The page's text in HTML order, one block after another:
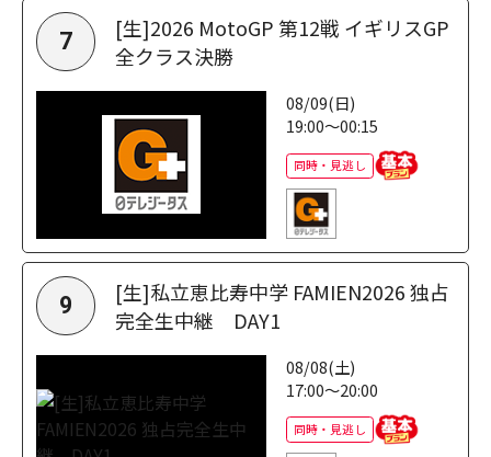
7
[生]2026 MotoGP 第12戦 イギリスGP
全クラス決勝
08/09(日)
19:00～00:15
同時・見逃し
9
[生]私立恵比寿中学 FAMIEN2026 独占
完全生中継 DAY1
08/08(土)
17:00～20:00
同時・見逃し